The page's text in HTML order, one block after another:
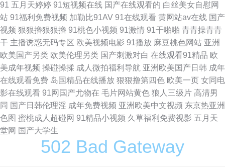
91 五月天婷婷 91短视频在线 国产在线观看的 白丝美女自慰网
站 91福利免费视频 加勒比91AV 91在线观看 黄网站av在线 国产
视频 狠狠擼狠狠擼 91桃色小视频 91激情 91干啪啪 青青操青青
干 主播诱惑无码专区 欧美视频电影 91播放 麻豆桃色网站 亚洲
欧美国产另类 欧美伦理另类 国产刺激对白 在线观看91精品 欧
美成年视频 操碰操揉 成人微拍福利导航 亚洲欧美国产日韩 成年
在线观看免费 岛国精品在线播放 狠狠撸第四色 欧美一页 女同电
影在线观看 91网国产尤物在 毛片网站黄色 狼人三级片 高清男
同 国产日韩伦理淫 成年免费视频 亚洲欧美中文视频 东京热亚洲
色图 蜜桃成人超碰网 91精品小视频 久草福利免费视影 五月天
堂网 国产大学生
502 Bad Gateway